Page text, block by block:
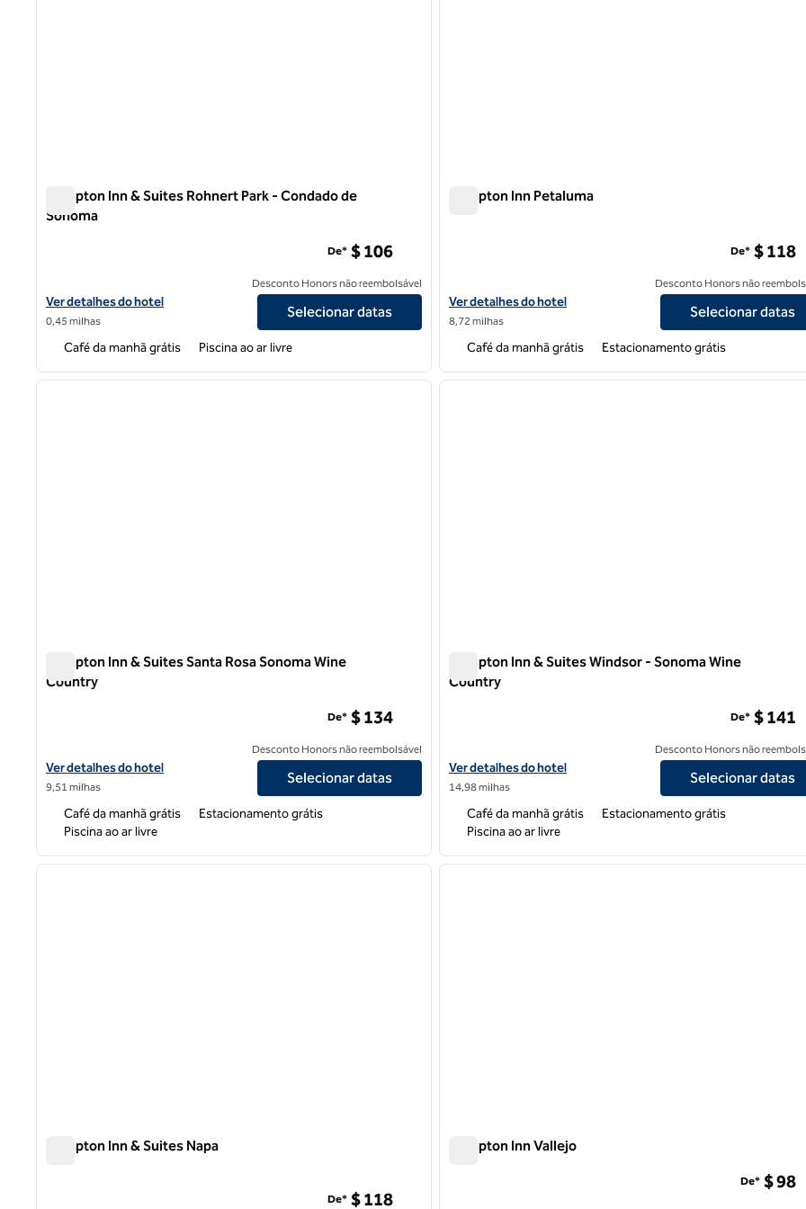
Hampton Inn & Suites Rohnert Park - Condado de
Sonoma
Exibir detalhes do hotel Hampton Inn & Suites Rohnert Park - Condado de Sonoma
Ver detalhes do hotel
0,45 milhas
De* $ 106
Desconto Honors não reembolsável
Selecionar datas
Café da manhã grátis Piscina ao ar livre
Hampton Inn Petaluma
Exibir detalhes do hotel Hampton Inn Petaluma
Ver detalhes do hotel
8,72 milhas
De* $ 118
Desconto Honors não
Selecionar datas
Café da manhã grátis Estacionamento grátis
1 de 12
próxima imagem
Hampton Inn & Suites Santa Rosa Sonoma Wine
Country
Exibir detalhes do hotel Hampton Inn & Suites Santa Rosa Sonoma Wine Country
Ver detalhes do hotel
9,51 milhas
De* $ 134
Desconto Honors não reembolsável
Selecionar datas
Café da manhã grátis
Estacionamento grátis
Piscina ao ar livre
1 de 12
Hampton Inn & Suites Windsor - Sonoma Wine
Country
Exibir detalhes do hotel Hampton Inn & Suites Windsor - Sonoma
Ver detalhes do hotel
14,98 milhas
De* $ 141
Desconto Honors não
Selecionar datas
Café da manhã grátis
Estacionamento grátis
Piscina ao ar livre
1 de 12
próxima imagem
Hampton Inn & Suites Napa
De* $ 118
1 de 12
Hampton Inn Vallejo
De* $ 98